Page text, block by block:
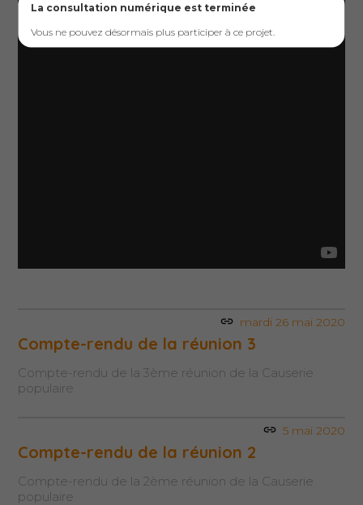
mardi 26 mai 2020
Compte-rendu de la réunion 3
Compte-rendu de la 3ème réunion de la Causerie
populaire
5 mai 2020
Compte-rendu de la réunion 2
Compte-rendu de la 2ème réunion de la Causerie
populaire
La consultation numérique est terminée
Vous ne pouvez désormais plus participer à ce projet.